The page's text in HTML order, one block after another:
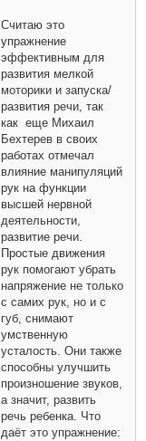
Считаю это
упражнение
эффективным для
развития мелкой
моторики и запуска/
развития речи, так
как еще Михаил
Бехтерев в своих
работах отмечал
влияние манипуляций
рук на функции
высшей нервной
деятельности,
развитие речи.
Простые движения
рук помогают убрать
напряжение не только
с самих рук, но и с
губ, снимают
умственную
усталость. Они также
способны улучшить
произношение звуков,
а значит, развить
речь ребенка. Что
даёт это упражнение: